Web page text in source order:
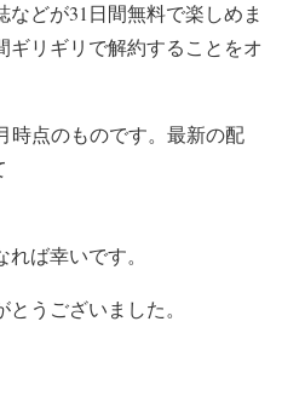
どが31日間無料で楽しめま
ギリギリで解約することをオ
時点のものです。最新の配
ば幸いです。
うございました。